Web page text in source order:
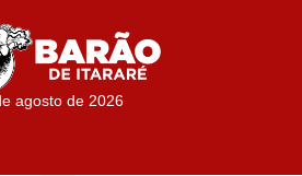
agosto de 2026